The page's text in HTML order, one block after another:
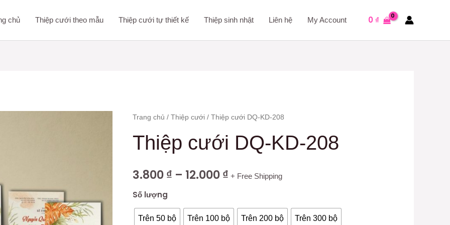
chủ Thiệp cưới theo mẫu Thiệp cưới tự thiết kế Thiệp sinh nhật Liên hệ My Account 0 ₫
Trang chủ / Thiệp cưới / Thiệp cưới DQ-KD-208
Thiệp cưới DQ-KD-208
3.800₫ – 12.000₫ + Free Shipping
Số lượng
Trên 50 bộ Trên 100 bộ Trên 200 bộ Trên 300 bộ
Thiệp
208
lượng